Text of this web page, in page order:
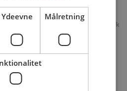
på Gymnasiejob
© 2026 Gymnasiejob.dk
Ydeevne Målretning